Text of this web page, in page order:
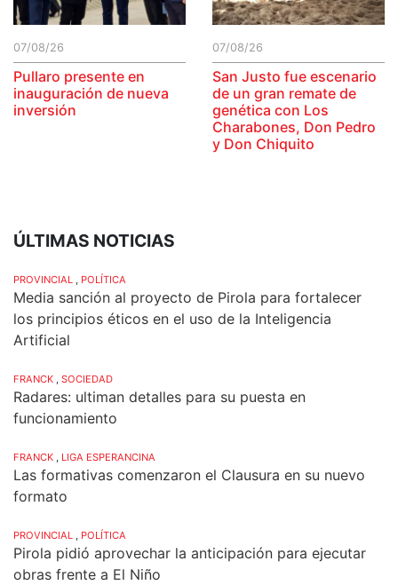
07/08/26
Pullaro presente en
inauguración de nueva
inversión
07/08/26
San Justo fue escenario
de un gran remate de
genética con Los
Charabones, Don Pedro
y Don Chiquito
ÚLTIMAS NOTICIAS
PROVINCIAL , POLÍTICA
Media sanción al proyecto de Pirola para fortalecer
los principios éticos en el uso de la Inteligencia
Artificial
FRANCK , SOCIEDAD
Radares: ultiman detalles para su puesta en
funcionamiento
FRANCK , LIGA ESPERANCINA
Las formativas comenzaron el Clausura en su nuevo
formato
PROVINCIAL , POLÍTICA
Pirola pidió aprovechar la anticipación para ejecutar
obras frente a El Niño